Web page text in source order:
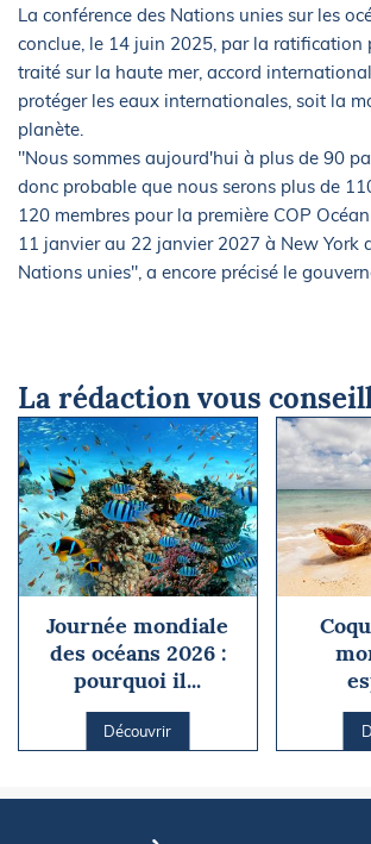
La conférence des Nations unies sur les
conclue, le 14 juin 2025, par la ratification
traité sur la haute mer, accord
protéger les eaux internationales, soit la
planète.
"Nous sommes aujourd'hui à plus de 90
donc probable que nous serons plus de
120 membres pour la première COP
11 janvier au 22 janvier 2027 à New York
Nations unies", a encore précisé le
La rédaction vous
Journée mondiale
des océans 2026 :
pourquoi il...
Découvrir